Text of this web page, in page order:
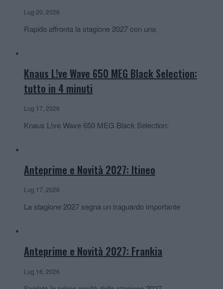
Lug 20, 2026
Rapido affronta la stagione 2027 con una
Knaus L!ve Wave 650 MEG Black Selection:
tutto in 4 minuti
Lug 17, 2026
Knaus L!ve Wave 650 MEG Black Selection:
Anteprime e Novità 2027: Itineo
Lug 17, 2026
La stagione 2027 segna un traguardo importante
Anteprime e Novità 2027: Frankia
Lug 16, 2026